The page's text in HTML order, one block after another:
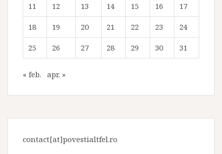
11 12 13 14 15 16 17
18 19 20 21 22 23 24
25 26 27 28 29 30 31
« feb. apr. »
contact[at]povestialtfel.ro